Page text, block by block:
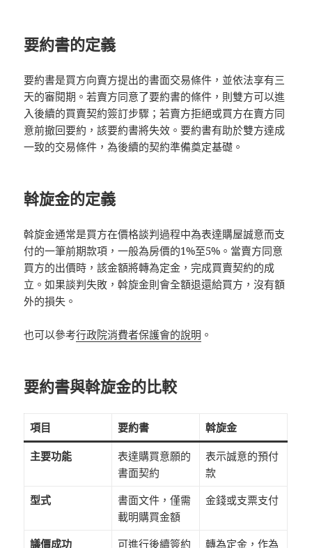
要約書的定義
要約書是買方向賣方提出的書面交易條件，並依法享有三
天的審閱期。若賣方同意了要約書的條件，則雙方可以進
入後續的買賣契約簽訂步驟；若賣方拒絕或買方在賣方同
意前撤回要約，該要約書將失效。要約書有助於雙方達成
一致的交易條件，為後續的契約準備奠定基礎。
斡旋金的定義
斡旋金通常是買方在價格談判過程中為表達購屋誠意而支
付的一筆前期款項，一般為房價的1%至5%。當賣方同意
買方的出價時，該金額將轉為定金，完成買賣契約的成
立。如果談判失敗，斡旋金則會全額退還給買方，沒有額
外的損失。
也可以參考行政院消費者保護會的說明 。
要約書與斡旋金的比較
項目 要約書 斡旋金
主要功能
表達購買意願的
書面契約
表示誠意的預付
款
型式
書面文件，僅需
載明購買金額
金錢或支票支付
議價成功 可進行後續簽約
轉為定金，作為